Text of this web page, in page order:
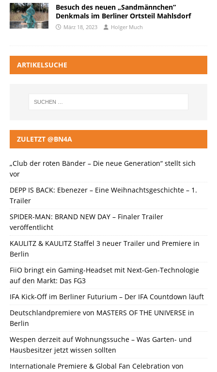
Besuch des neuen „Sandmännchen“
Denkmals im Berliner Ortsteil Mahlsdorf
März 18, 2023 Holger Much
ARTIKELSUCHE
ZULETZT @BN4A
„Club der roten Bänder – Die neue Generation“ stellt sich
vor
DEPP IS BACK: Ebenezer – Eine Weihnachtsgeschichte – 1.
Trailer
SPIDER-MAN: BRAND NEW DAY – Finaler Trailer
veröffentlicht
KAULITZ & KAULITZ Staffel 3 neuer Trailer und Premiere in
Berlin
FiiO bringt ein Gaming-Headset mit Next-Gen-Technologie
auf den Markt: Das FG3
IFA Kick-Off im Berliner Futurium – Der IFA Countdown läuft
Deutschlandpremiere von MASTERS OF THE UNIVERSE in
Berlin
Wespen derzeit auf Wohnungssuche – Was Garten- und
Hausbesitzer jetzt wissen sollten
Internationale Premiere & Global Fan Celebration von